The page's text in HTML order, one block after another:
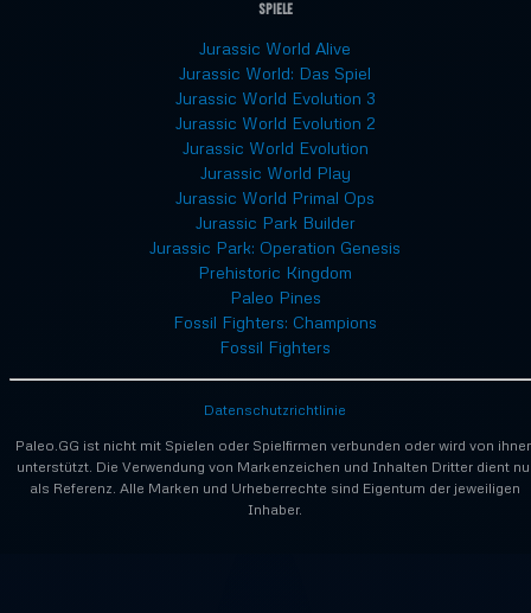
Spiele
Jurassic World Alive
Jurassic World: Das Spiel
Jurassic World Evolution 3
Jurassic World Evolution 2
Jurassic World Evolution
Jurassic World Play
Jurassic World Primal Ops
Jurassic Park Builder
Jurassic Park: Operation Genesis
Prehistoric Kingdom
Paleo Pines
Fossil Fighters: Champions
Fossil Fighters
Paleo.GG ist nicht mit Spielen oder Spielfirmen verbunden oder wird von
unterstützt. Die Verwendung von Markenzeichen und Inhalten Dritter dient
als Referenz. Alle Marken und Urheberrechte sind Eigentum der jeweiligen
Inhaber.
Datenschutzrichtlinie